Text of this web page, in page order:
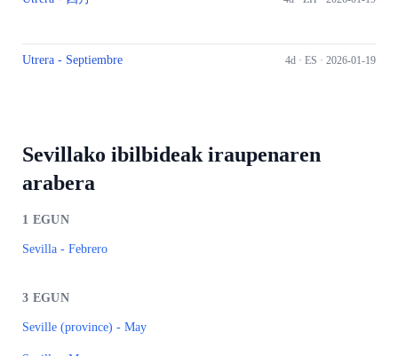
Utrera - Septiembre 4d · ES · 2026-01-19
Sevillako ibilbideak iraupenaren
arabera
1 EGUN
Sevilla - Febrero
3 EGUN
Seville (province) - May